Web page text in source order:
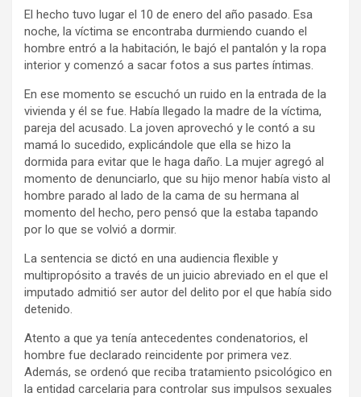
El hecho tuvo lugar el 10 de enero del año pasado. Esa
noche, la víctima se encontraba durmiendo cuando el
hombre entró a la habitación, le bajó el pantalón y la ropa
interior y comenzó a sacar fotos a sus partes íntimas.
En ese momento se escuchó un ruido en la entrada de la
vivienda y él se fue. Había llegado la madre de la víctima,
pareja del acusado. La joven aprovechó y le contó a su
mamá lo sucedido, explicándole que ella se hizo la
dormida para evitar que le haga daño. La mujer agregó al
momento de denunciarlo, que su hijo menor había visto al
hombre parado al lado de la cama de su hermana al
momento del hecho, pero pensó que la estaba tapando
por lo que se volvió a dormir.
La sentencia se dictó en una audiencia flexible y
multipropósito a través de un juicio abreviado en el que el
imputado admitió ser autor del delito por el que había sido
detenido.
Atento a que ya tenía antecedentes condenatorios, el
hombre fue declarado reincidente por primera vez.
Además, se ordenó que reciba tratamiento psicológico en
la entidad carcelaria para controlar sus impulsos sexuales